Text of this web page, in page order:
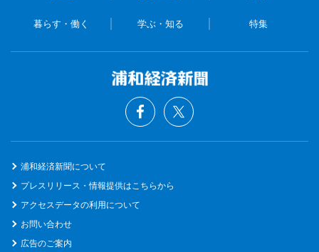
暮らす・働く 学ぶ・知る 特集
浦和経済新聞について
プレスリリース・情報提供はこちらから
アクセスデータの利用について
お問い合わせ
広告のご案内